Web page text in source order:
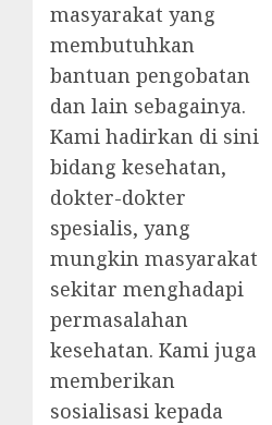
masyarakat yang
membutuhkan
bantuan pengobatan
dan lain sebagainya.
Kami hadirkan di sini
bidang kesehatan,
dokter-dokter
spesialis, yang
mungkin masyarakat
sekitar menghadapi
permasalahan
kesehatan. Kami juga
memberikan
sosialisasi kepada